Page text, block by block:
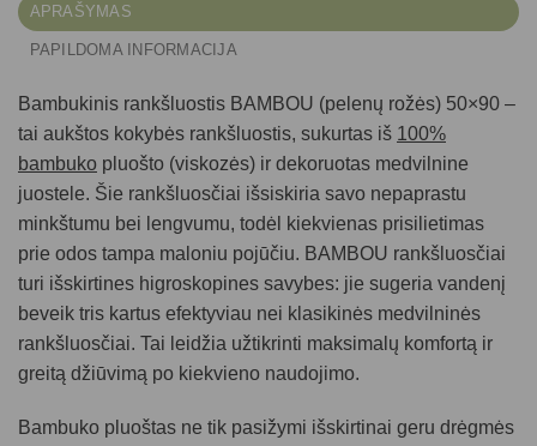
APRAŠYMAS
PAPILDOMA INFORMACIJA
Bambukinis rankšluostis BAMBOU (pelenų rožės) 50×90 –
tai aukštos kokybės rankšluostis, sukurtas iš 100%
bambuko pluošto (viskozės) ir dekoruotas medvilnine
juostele. Šie rankšluosčiai išsiskiria savo nepaprastu
minkštumu bei lengvumu, todėl kiekvienas prisilietimas
prie odos tampa maloniu pojūčiu. BAMBOU rankšluosčiai
turi išskirtines higroskopines savybes: jie sugeria vandenį
beveik tris kartus efektyviau nei klasikinės medvilninės
rankšluosčiai. Tai leidžia užtikrinti maksimalų komfortą ir
greitą džiūvimą po kiekvieno naudojimo.
Bambuko pluoštas ne tik pasižymi išskirtinai geru drėgmės